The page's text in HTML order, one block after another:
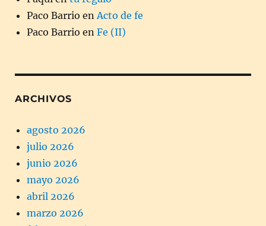
Paco Barrio en Acto de fe
Paco Barrio en Fe (II)
ARCHIVOS
agosto 2026
julio 2026
junio 2026
mayo 2026
abril 2026
marzo 2026